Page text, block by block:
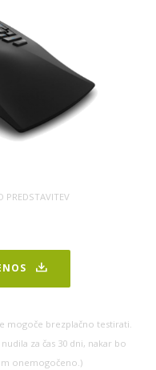
PREDSTAVITEV
mogoče brezplačno testirati.
za čas 30 dni, nakar bo
onemogočeno.)